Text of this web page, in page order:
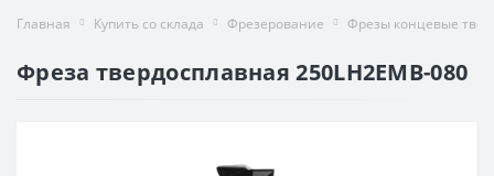
Главная Купить со склада Фрезерование Фрезы концевые
Фреза твердосплавная 250LH2EMB-080